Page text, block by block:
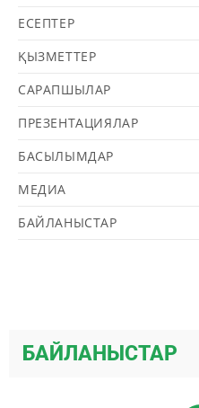
ЕСЕПТЕР
ҚЫЗМЕТТЕР
САРАПШЫЛАР
ПРЕЗЕНТАЦИЯЛАР
БАСЫЛЫМДАР
МЕДИА
БАЙЛАНЫСТАР
БАЙЛАНЫСТАР